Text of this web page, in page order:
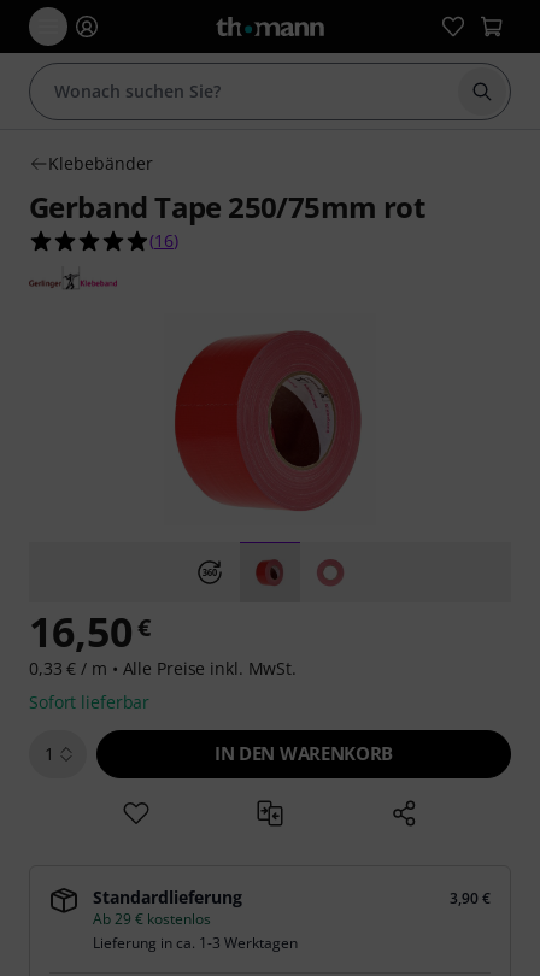
Suche
Klebebänder
Gerband Tape 250/75mm rot
4.9 von 5 Sternen aus 16 Kundenbewertungen
(16)
16,50€
0,33 € / m • Alle Preise inkl. MwSt.
Sofort lieferbar
1 IN DEN WARENKORB
Standardlieferung
3,90 €
Ab 29 € kostenlos
Lieferung in ca. 1-3 Werktagen